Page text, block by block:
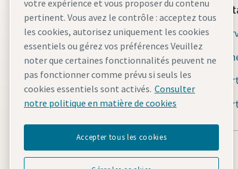
Qui sommes-nous ?
Atlas Copco Group
Industrial Technique
Industries
Carrières
votre expérience et vous proposer du contenu
pertinent. Vous avez le contrôle : acceptez tous
les cookies, autorisez uniquement les cookies
essentiels ou gérez vos préférences Veuillez
noter que certaines fonctionnalités peuvent ne
pas fonctionner comme prévu si seuls les
cookies essentiels sont activés. Consulter
notre politique en matière de cookies
Accepter tous les cookies